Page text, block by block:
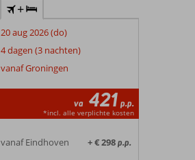
+
20 aug 2026 (do)
4 dagen (3 nachten)
vanaf Groningen
va 421 p.p.
*incl. alle verplichte kosten
vanaf Eindhoven + € 298p.p.